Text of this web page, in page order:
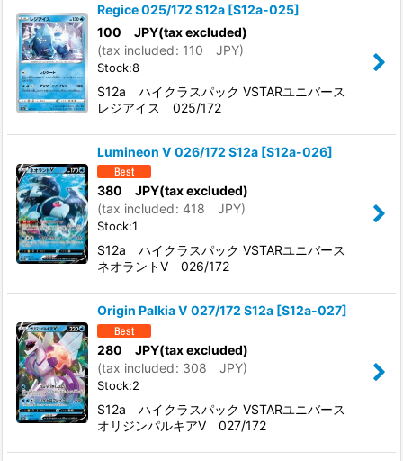
Regice 025/172 S12a [S12a-025]
100 JPY(tax excluded)
(tax included: 110 JPY)
Stock:8
S12a ハイクラスパック VSTARユニバース
レジアイス 025/172
Lumineon V 026/172 S12a [S12a-026]
380 JPY(tax excluded)
(tax included: 418 JPY)
Stock:1
S12a ハイクラスパック VSTARユニバース
ネオラントV 026/172
Origin Palkia V 027/172 S12a [S12a-027]
280 JPY(tax excluded)
(tax included: 308 JPY)
Stock:2
S12a ハイクラスパック VSTARユニバース
オリジンパルキアV 027/172